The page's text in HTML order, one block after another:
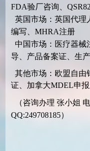
FDA验厂咨询、
英国市场：英国代
编写、MHRA注册
中国市场：医疗器械
导、产品备案证、生
其他市场：欧盟自由
证、加拿大MDEL申
（咨询办理 张小姐 电
QQ:249708185）